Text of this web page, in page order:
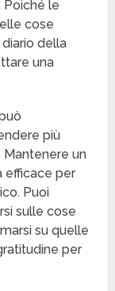
Poiché le
cose
della
una
più
un
efficace per
Puoi
sulle cose
su quelle
per